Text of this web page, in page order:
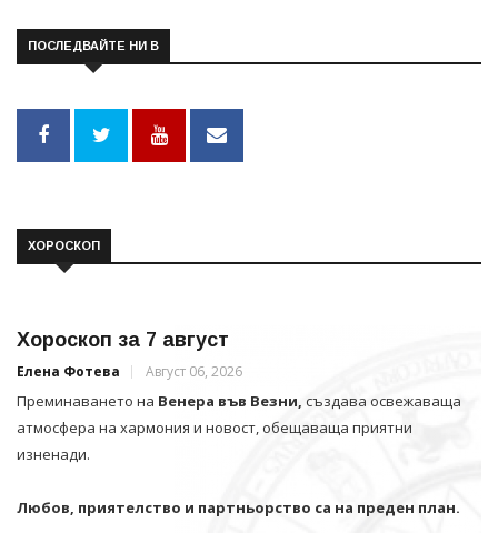
ПОСЛЕДВАЙТЕ НИ В
ХОРОСКОП
Хороскоп за 7 август
Елена Фотева Август 06, 2026
Преминаването на Венера във Везни, създава освежаваща
атмосфера на хармония и новост, обещаваща приятни
изненади.
Любов, приятелство и партньорство са на преден план.